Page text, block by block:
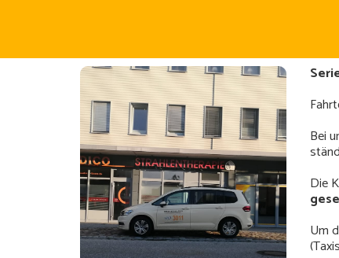
Bei
Die
Um